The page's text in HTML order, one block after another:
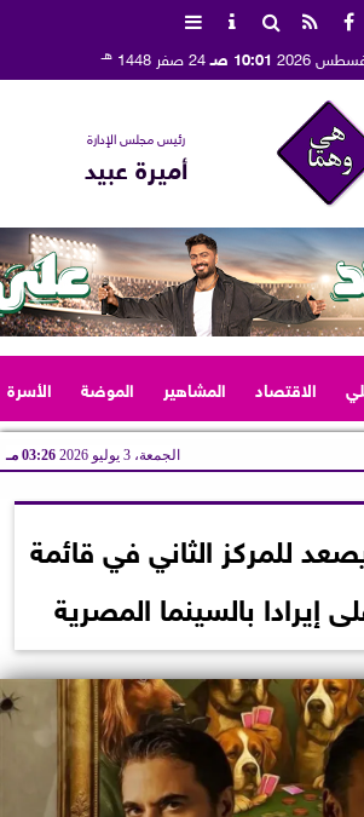
10:01 صـ 24 صفر 1448 هـ
رئيس مجلس الإدارة
أميرة عبيد
الاقتصاد المشاهير الموضة الأسرة
الجمعة، 3 يوليو 2026 03:26 مـ
للمركز الثاني في قائمة
إيرادا بالسينما المصرية